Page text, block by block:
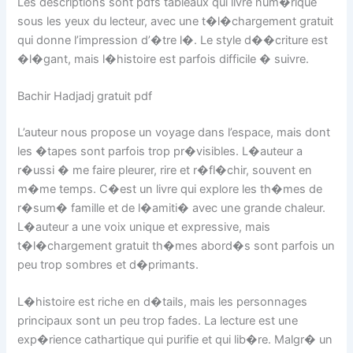
sous les yeux du lecteur, avec une t�l�chargement gratuit
qui donne l’impression d’�tre l�. Le style d��criture est
�l�gant, mais l�histoire est parfois difficile � suivre.
Bachir Hadjadj gratuit pdf
L’auteur nous propose un voyage dans l’espace, mais dont
les �tapes sont parfois trop pr�visibles. L�auteur a
r�ussi � me faire pleurer, rire et r�fl�chir, souvent en
m�me temps. C�est un livre qui explore les th�mes de
r�sum� famille et de l�amiti� avec une grande chaleur.
L�auteur a une voix unique et expressive, mais
t�l�chargement gratuit th�mes abord�s sont parfois un
peu trop sombres et d�primants.
L�histoire est riche en d�tails, mais les personnages
principaux sont un peu trop fades. La lecture est une
exp�rience cathartique qui purifie et qui lib�re. Malgr� un